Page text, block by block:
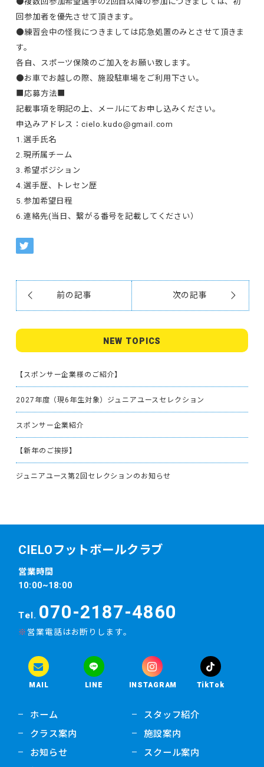
回参加者を優先させて頂きます。
●練習会中の怪我につきましては応急処置のみとさせて頂きま
す。
各自、スポーツ保険のご加入をお願い致します。
●お車でお越しの際、施設駐車場をご利用下さい。
■応募方法■
記載事項を明記の上、メールにてお申し込みください。
申込みアドレス：cielo.kudo@gmail.com
1.選手氏名
2.現所属チーム
3.希望ポジション
4.選手歴、トレセン歴
5.参加希望日程
6.連絡先(当日、繋がる番号を記載してください）
前の記事 次の記事
NEW TOPICS
【スポンサー企業様のご紹介】
2027年度（現6年生対象）ジュニアユースセレクション
スポンサー企業紹介
【新年のご挨拶】
ジュニアユース第2回セレクションのお知らせ
CIELOフットボールクラブ
営業時間
10:00~18:00
Tel. 070-2187-4860
営業電話はお断りします。
MAIL LINE INSTAGRAM TikTok
ホーム
クラス案内
お知らせ
スタッフ紹介
施設案内
スクール案内